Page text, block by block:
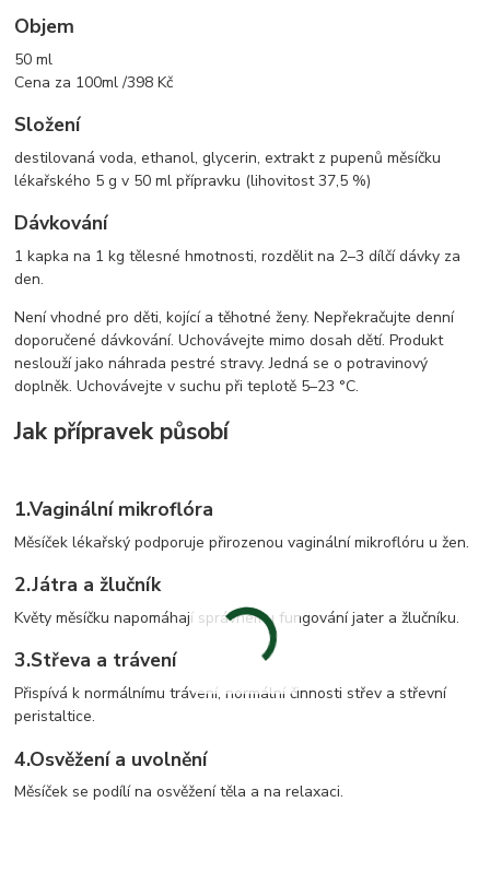
Objem
50 ml
Cena za 100ml /398 Kč
Složení
destilovaná voda, ethanol, glycerin, extrakt z pupenů měsíčku
lékařského 5 g v 50 ml přípravku (lihovitost 37,5 %)
Dávkování
1 kapka na 1 kg tělesné hmotnosti, rozdělit na 2–3 dílčí dávky za
den.
Není vhodné pro děti, kojící a těhotné ženy. Nepřekračujte denní
doporučené dávkování. Uchovávejte mimo dosah dětí. Produkt
neslouží jako náhrada pestré stravy. Jedná se o potravinový
doplněk. Uchovávejte v suchu při teplotě 5–23 °C.
Jak přípravek působí
1.Vaginální mikroflóra
Měsíček lékařský podporuje přirozenou vaginální mikroflóru u žen.
2.Játra a žlučník
Květy měsíčku napomáhají správnému fungování jater a žlučníku.
3.Střeva a trávení
Přispívá k normálnímu trávení, normální činnosti střev a střevní
peristaltice.
4.Osvěžení a uvolnění
Měsíček se podílí na osvěžení těla a na relaxaci.